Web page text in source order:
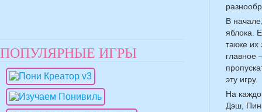
В
яблока.
также
главное
эту игру.
На
Дэш,
ПОПУЛЯРНЫЕ ИГРЫ